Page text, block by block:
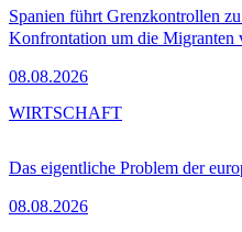
Spanien führt Grenzkontrollen
Konfrontation um die Migranten
08.08.2026
Das eigentliche Problem der
08.08.2026
WIRTSCHAFT